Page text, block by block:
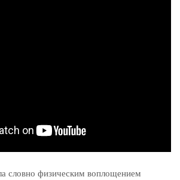
словно физическим воплощением